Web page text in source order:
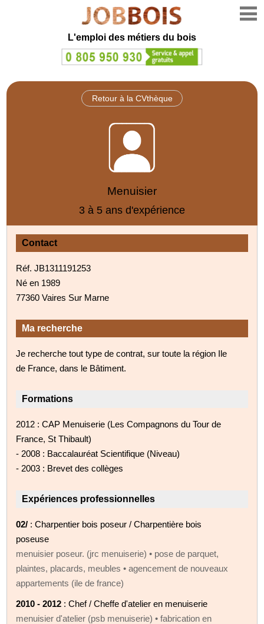
L'emploi des métiers du bois
Retour à la CVthèque
Menuisier
3 à 5 ans d'expérience
Contact
Réf. JB1311191253
Né en 1989
77360 Vaires Sur Marne
Ma recherche
Je recherche tout type de contrat, sur toute la région Ile
de France, dans le Bâtiment.
Formations
2012 : CAP Menuiserie (Les Compagnons du Tour de
France, St Thibault)
- 2008 : Baccalauréat Scientifique (Niveau)
- 2003 : Brevet des collèges
Expériences professionnelles
02/ : Charpentier bois poseur / Charpentière bois
poseuse
menuisier poseur. (jrc menuiserie) • pose de parquet,
plaintes, placards, meubles • agencement de nouveaux
appartements (ile de france)
2010 - 2012 : Chef / Cheffe d'atelier en menuiserie
menuisier d'atelier (psb menuiserie) • fabrication en